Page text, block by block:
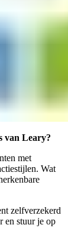
van Leary?
met
Wat
zelfverzekerd
en stuur je op